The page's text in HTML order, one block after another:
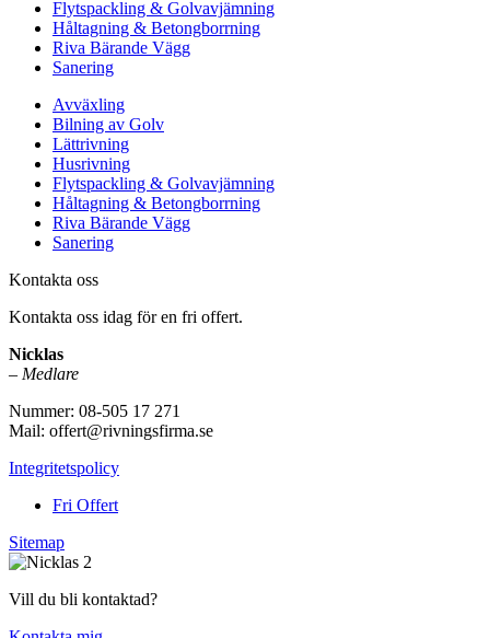
Flytspackling & Golvavjämning
Håltagning & Betongborrning
Riva Bärande Vägg
Sanering
Avväxling
Bilning av Golv
Lättrivning
Husrivning
Flytspackling & Golvavjämning
Håltagning & Betongborrning
Riva Bärande Vägg
Sanering
Kontakta oss
Kontakta oss idag för en fri offert.
Nicklas
– Medlare
Nummer: 08-505 17 271
Mail: offert@rivningsfirma.se
Integritetspolicy
Fri Offert
Sitemap
Vill du bli kontaktad?